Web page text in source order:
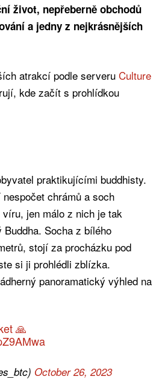
život, nepřeberně obchodů
a jedny z nejkrásnějších
atrakcí podle serveru Culture
kde začít s prohlídkou
praktikujícími buddhisty.
chrámů a soch
jen málo z nich je tak
Socha z bílého
stojí za procházku pod
si ji prohlédli zblízka.
panoramatický výhled na
🙏
October 26, 2023